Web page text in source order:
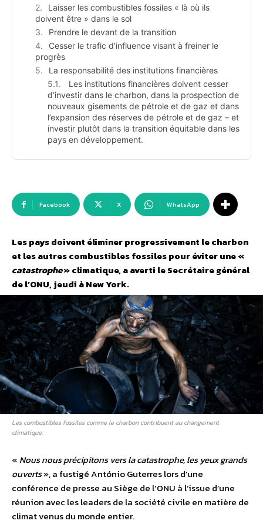
Laisser les combustibles fossiles « là où ils
doivent être » dans le sol
Prendre le devant de la transition
Cesser le trafic d’influence visant à freiner le
progrès
La responsabilité des institutions financières
Les institutions financières doivent cesser
d’investir dans le charbon, dans la prospection de
nouveaux gisements de pétrole et de gaz et dans
l’expansion des réserves de pétrole et de gaz – et
investir plutôt dans la transition équitable dans les
pays en développement.
Facebook X WhatsApp
Les pays doivent éliminer progressivement le charbon
et les autres combustibles fossiles pour éviter une «
catastrophe» climatique, a averti le Secrétaire général
de l’ONU, jeudi à New York.
Les combustibles fossiles comme le charbon contribuent au changement
climatique.
« Nous nous précipitons vers la catastrophe, les yeux grands
ouverts», a fustigé António Guterres lors d’une
conférence de presse au Siège de l’ONU à l’issue d’une
réunion avec les leaders de la société civile en matière de
climat venus du monde entier.